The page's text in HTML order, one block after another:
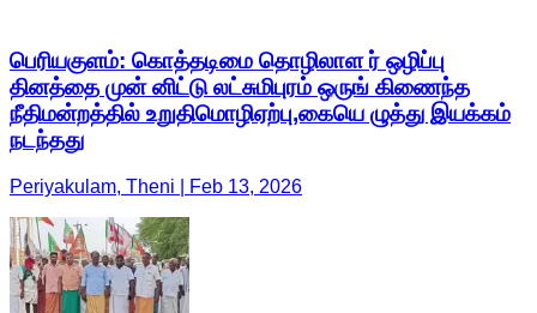
பெரியகுளம்: கொத்தடிமை தொழிலாள ர் ஒழிப்பு
தினத்தை முன் னிட்டு லட்சுமிபுரம் ஒருங் கிணைந்த
நீதிமன்றத்தில் உறுதிமொழிஏற்பு,கையெ ழுத்து இயக்கம்
நடந்தது
Periyakulam, Theni | Feb 13, 2026